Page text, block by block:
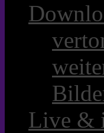
Live &